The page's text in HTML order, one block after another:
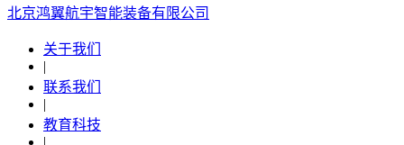
北京鸿翼航宇智能装备有限公司
关于我们
|
联系我们
|
教育科技
|